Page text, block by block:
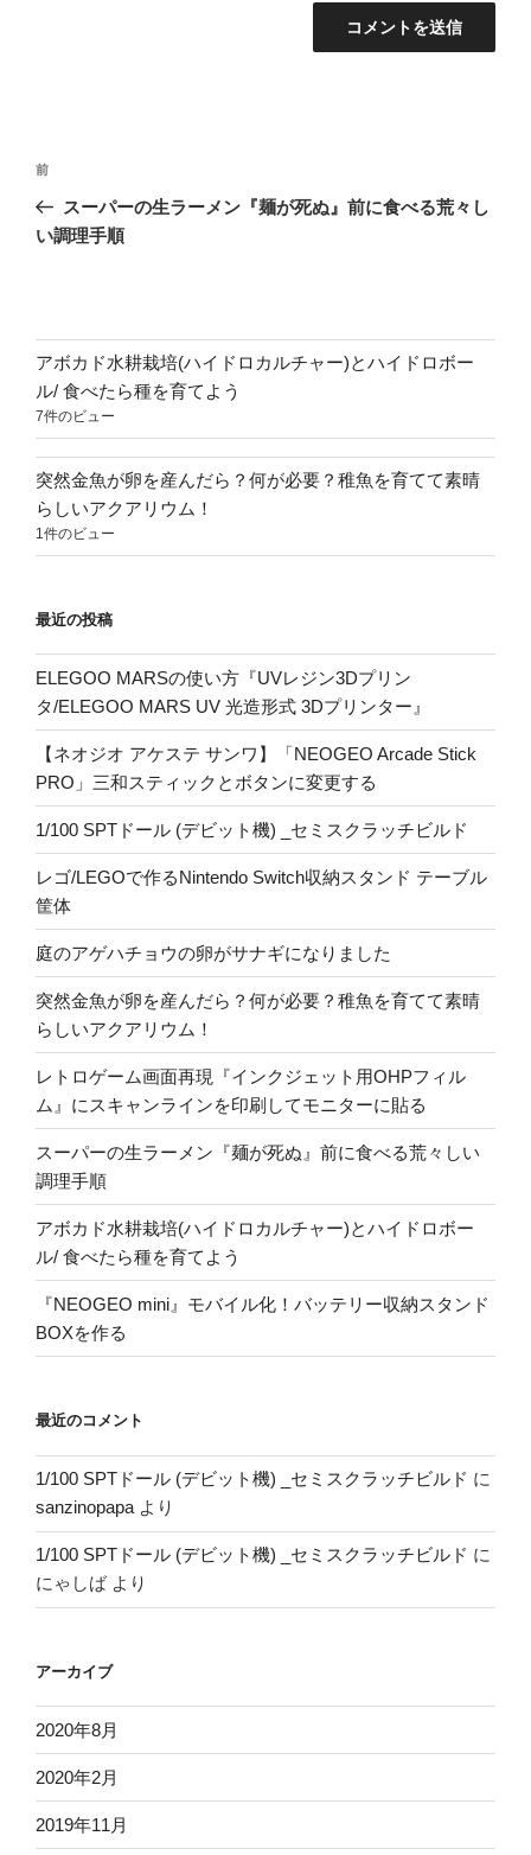
投
ナ
シ
ョ
ン
前
の
投
前
スーパーの生ラーメン『麺が死ぬ』前に食べる荒々し
い調理手順
アボカド水耕栽培(ハイドロカルチャー)とハイドロボー
ル/ 食べたら種を育てよう
7件のビュー
突然金魚が卵を産んだら？何が必要？稚魚を育てて素晴
らしいアクアリウム！
1件のビュー
最近の投稿
ELEGOO MARSの使い方『UVレジン3Dプリン
タ/ELEGOO MARS UV 光造形式 3Dプリンター』
【ネオジオ アケステ サンワ】「NEOGEO Arcade Stick
PRO」三和スティックとボタンに変更する
1/100 SPTドール (デビット機) _セミスクラッチビルド
レゴ/LEGOで作るNintendo Switch収納スタンド テーブル
筐体
庭のアゲハチョウの卵がサナギになりました
突然金魚が卵を産んだら？何が必要？稚魚を育てて素晴
らしいアクアリウム！
レトロゲーム画面再現『インクジェット用OHPフィル
ム』にスキャンラインを印刷してモニターに貼る
スーパーの生ラーメン『麺が死ぬ』前に食べる荒々しい
調理手順
アボカド水耕栽培(ハイドロカルチャー)とハイドロボー
ル/ 食べたら種を育てよう
『NEOGEO mini』モバイル化！バッテリー収納スタンド
BOXを作る
最近のコメント
1/100 SPTドール (デビット機) _セミスクラッチビルド に
sanzinopapa より
1/100 SPTドール (デビット機) _セミスクラッチビルド に
にゃしばより
アーカイブ
2020年8月
2020年2月
2019年11月